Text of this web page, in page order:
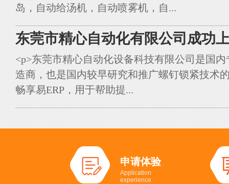
岛，自动给汤机，自动喷雾机，自...
东莞市精心自动化有限公司成功
<p>东莞市精心自动化设备科技有限公司是国
造商，也是国内较早研究和推广螺钉锁紧技术
畅享易ERP，用于帮助提...
申请体验
Application
experience